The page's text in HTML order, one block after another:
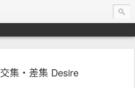
交集‧差集 Desire